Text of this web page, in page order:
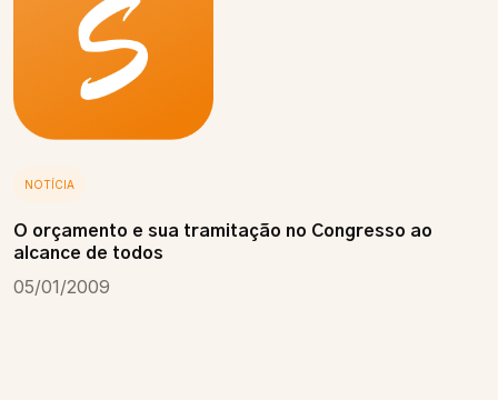
NOTÍCIA
O orçamento e sua tramitação no Congresso ao
alcance de todos
05/01/2009